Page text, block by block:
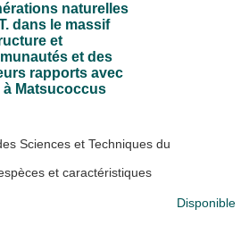
naturelles
dans le massif
et
et des
rapports avec
à Matsucoccus
Sciences et Techniques du
et caractéristiques
Disponible